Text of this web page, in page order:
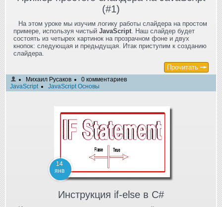
(#1)
На этом уроке мы изучим логику работы слайдера на простом
примере, используя чистый JavaScript . Наш слайдер будет
состоять из четырех картинок на прозрачном фоне и двух
кнопок: следующая и предыдущая. Итак приступим к созданию
слайдера.
Прочитать
Михаил Русаков
0 комментариев
JavaScript
JavaScript Основы
14
янв
Инструкция if-else в C#